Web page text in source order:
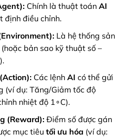
Chính là thuật toán AI
định điều chỉnh.
Là hệ thống sản
bản sao kỹ thuật số –
Các lệnh AI có thể gửi
(ví dụ: Tăng/Giảm tốc độ
nhiệt độ 1∘C).
(Reward):Điểm số được gán
mục tiêu tối ưu hóa (ví dụ: